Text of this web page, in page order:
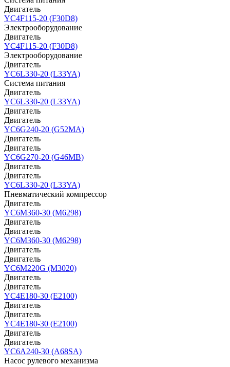
Двигатель
YC4F115-20 (F30D8)
Электрооборудование
Двигатель
YC4F115-20 (F30D8)
Электрооборудование
Двигатель
YC6L330-20 (L33YA)
Система питания
Двигатель
YC6L330-20 (L33YA)
Двигатель
Двигатель
YC6G240-20 (G52MA)
Двигатель
Двигатель
YC6G270-20 (G46MB)
Двигатель
Двигатель
YC6L330-20 (L33YA)
Пневматический компрессор
Двигатель
YC6M360-30 (M6298)
Двигатель
Двигатель
YC6M360-30 (M6298)
Двигатель
Двигатель
YC6M220G (M3020)
Двигатель
Двигатель
YC4E180-30 (E2100)
Двигатель
Двигатель
YC4E180-30 (E2100)
Двигатель
Двигатель
YC6A240-30 (A68SA)
Насос рулевого механизма